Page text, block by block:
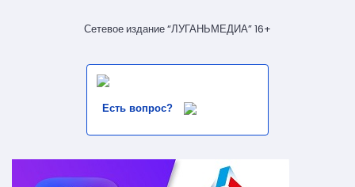
Сетевое издание “ЛУГАНЬМЕДИА” 16+
Есть вопрос?